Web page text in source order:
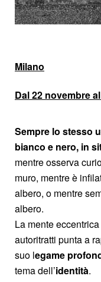
Milano
Dal 22 novembre
Sempre lo stesso
bianco e nero, in
mentre osserva
muro, mentre è
albero, o mentre
albero.
La mente
autoritratti punta a
suo legame
tema dell’identità.